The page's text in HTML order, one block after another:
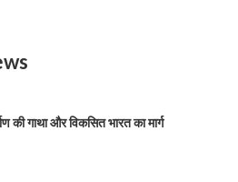
की गाथा और विकसित भारत का मार्ग